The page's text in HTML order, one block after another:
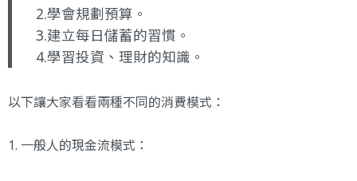
2.學會規劃預算。
3.建立每日儲蓄的習慣。
4.學習投資、理財的知識。
以下讓大家看看兩種不同的消費模式：
1. 一般人的現金流模式：